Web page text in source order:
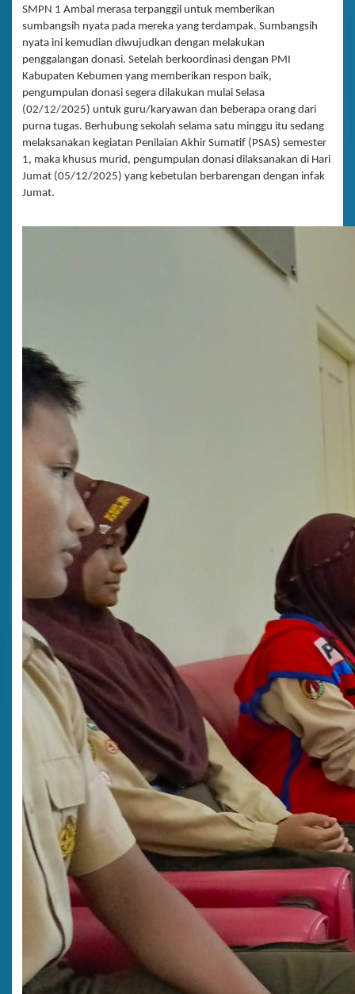
SMPN 1 Ambal merasa terpanggil untuk memberikan
sumbangsih nyata pada mereka yang terdampak. Sumbangsih
nyata ini kemudian diwujudkan dengan melakukan
penggalangan donasi. Setelah berkoordinasi dengan PMI
Kabupaten Kebumen yang memberikan respon baik,
pengumpulan donasi segera dilakukan mulai Selasa
(02/12/2025) untuk guru/karyawan dan beberapa orang dari
purna tugas. Berhubung sekolah selama satu minggu itu sedang
melaksanakan kegiatan Penilaian Akhir Sumatif (PSAS) semester
1, maka khusus murid, pengumpulan donasi dilaksanakan di Hari
Jumat (05/12/2025) yang kebetulan berbarengan dengan infak
Jumat.